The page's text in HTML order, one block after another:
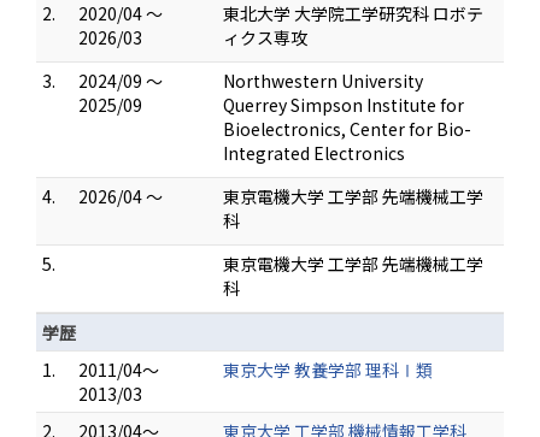
2.
2020/04 ～
2026/03
東北大学 大学院工学研究科 ロボテ
ィクス専攻
3.
2024/09 ～
2025/09
Northwestern University
Querrey Simpson Institute for
Bioelectronics, Center for Bio-
Integrated Electronics
4.
2026/04 ～
東京電機大学 工学部 先端機械工学
科
5.
東京電機大学 工学部 先端機械工学
科
学歴
1.
2011/04～
2013/03
東京大学 教養学部 理科Ⅰ類
2. 2013/04～ 東京大学 工学部 機械情報工学科